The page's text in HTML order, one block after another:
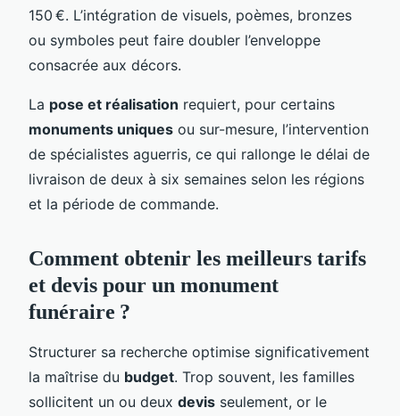
150 €. L’intégration de visuels, poèmes, bronzes
ou symboles peut faire doubler l’enveloppe
consacrée aux décors.
La pose et réalisation requiert, pour certains
monuments uniques ou sur-mesure, l’intervention
de spécialistes aguerris, ce qui rallonge le délai de
livraison de deux à six semaines selon les régions
et la période de commande.
Comment obtenir les meilleurs tarifs
et devis pour un monument
funéraire ?
Structurer sa recherche optimise significativement
la maîtrise du budget. Trop souvent, les familles
sollicitent un ou deux devis seulement, or le